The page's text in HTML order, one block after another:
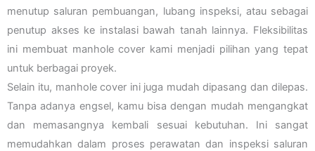
menutup saluran pembuangan, lubang inspeksi, atau sebagai
penutup akses ke instalasi bawah tanah lainnya. Fleksibilitas
ini membuat manhole cover kami menjadi pilihan yang tepat
untuk berbagai proyek.
Selain itu, manhole cover ini juga mudah dipasang dan dilepas.
Tanpa adanya engsel, kamu bisa dengan mudah mengangkat
dan memasangnya kembali sesuai kebutuhan. Ini sangat
memudahkan dalam proses perawatan dan inspeksi saluran